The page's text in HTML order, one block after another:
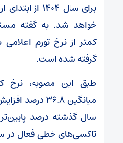
برای سال ۱۴۰۴
خواهد شد. به گفته
کمتر از نرخ تورم
گرفته شده است.
طبق این مصوبه، نرخ
میانگین ۳۶.۸
سال گذشته درصد
تاکسی‌های خطی فعال در